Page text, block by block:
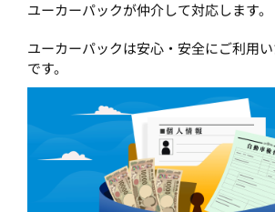
ユーカーパックが仲介して対応します。
ユーカーパックは安心・安全にご利用
です。